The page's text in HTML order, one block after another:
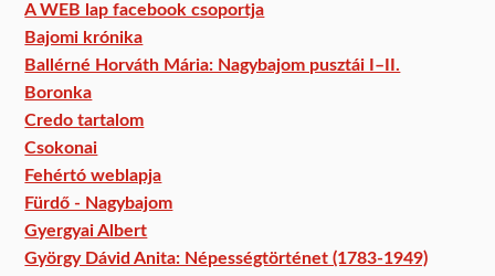
A WEB lap facebook csoportja
Bajomi krónika
Ballérné Horváth Mária: Nagybajom pusztái I–II.
Boronka
Credo tartalom
Csokonai
Fehértó weblapja
Fürdő - Nagybajom
Gyergyai Albert
György Dávid Anita: Népességtörténet (1783-1949)